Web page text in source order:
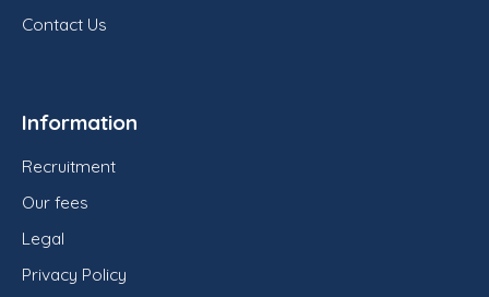
Contact Us
Information
Recruitment
Our fees
Legal
Privacy Policy